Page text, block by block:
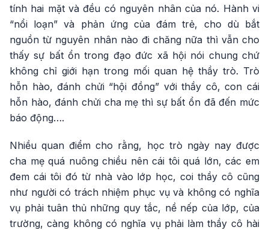
tính hai mặt và đều có nguyên nhân của nó. Hành vi
“nổi loạn” và phản ứng của đám trẻ, cho dù bắt
nguồn từ nguyên nhân nào đi chăng nữa thì vẫn cho
thấy sự bất ổn trong đạo đức xã hội nói chung chứ
không chỉ giới hạn trong mối quan hệ thầy trò. Trò
hỗn hào, đánh chửi “hội đồng” với thầy cô, con cái
hỗn hào, đánh chửi cha mẹ thì sự bất ổn đã đến mức
báo động….
Nhiều quan điểm cho rằng, học trò ngày nay được
cha mẹ quá nuông chiều nên cái tôi quá lớn, các em
đem cái tôi đó từ nhà vào lớp học, coi thầy cô cũng
như người có trách nhiệm phục vụ và không có nghĩa
vụ phải tuân thủ những quy tắc, nề nếp của lớp, của
trường, càng không có nghĩa vụ phải làm thầy cô hài